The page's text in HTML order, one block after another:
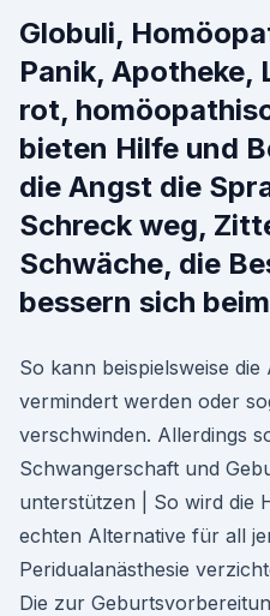
Globuli,
Panik, Apotheke,
rot,
bieten Hilfe und
die Angst die
Schreck weg,
Schwäche, die
bessern sich beim
So kann beispielsweise
vermindert werden oder
verschwinden. Allerdings
Schwangerschaft und
unterstützen | So wird die
echten Alternative für all
Peridualanästhesie
Die zur